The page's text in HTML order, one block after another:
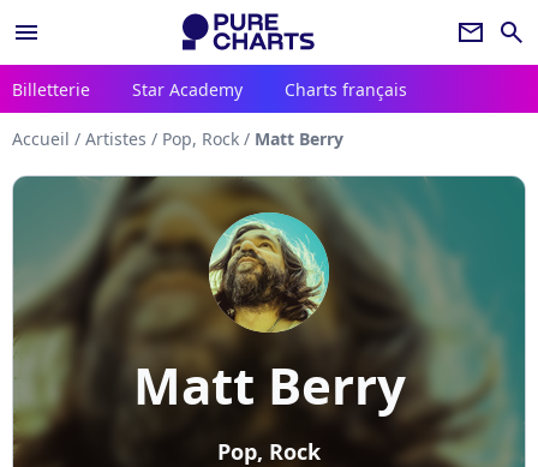
menu newsletter search
Billetterie Star Academy Charts français
Accueil / Artistes / Pop, Rock / Matt Berry
Matt Berry
Pop, Rock